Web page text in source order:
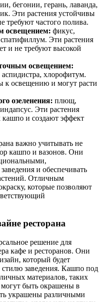
бегонии, герань, лаванда,
Эти растения устойчивы
требуют частого полива.
освещением: фикус,
Эти растения
и не требуют высокой
освещением:
аспидистра, хлорофитум.
к освещению и могут расти
озеленения: плющ,
Эти растения
кашпо и создают эффект
важно учитывать не
кашпо и вазонов. Они
и обеспечивать
Отличным
которые позволяют
ресторана
решение для
кафе и ресторанов. Они
который будет
стилю заведения. Кашпо под
материалов, таких
быть окрашены в
украшены различными